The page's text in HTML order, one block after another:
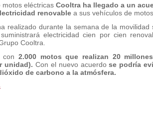
motos eléctricas Cooltra ha llegado a un
renovable a sus vehículos de
realizado durante la semana de la movilidad
electricidad cien por cien
Cooltra.
con 2.000 motos que realizan 20
unidad). Con el nuevo acuerdose podría
de carbono a la atmósfera.